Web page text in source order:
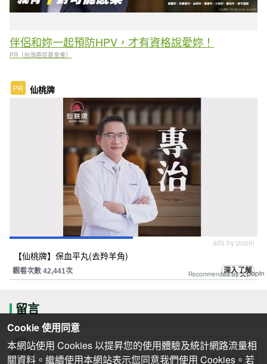
伴侶和妳一起預防HPV，才有資格說愛妳！
PR（台灣癌症基金會）
PR 仙桃牌
ads by popIn
【仙桃牌】保血平丸(去羚羊角)
觀看次數 42,441次 深入了解
Recommended by
留言
Cookie 使用同意
本網站使用 Cookies 以提昇您的使用體驗及統計網路流量相
關資料。繼續使用本網站表示您同意我們使用 Cookies。若